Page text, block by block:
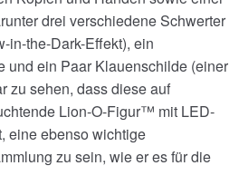
drei verschiedene Schwerter
in-the-Dark-Effekt), ein
und ein Paar Klauenschilde (einer
zu sehen, dass diese auf
Lion-O-Figur™ mit LED-
eine ebenso wichtige
zu sein, wie er es für die